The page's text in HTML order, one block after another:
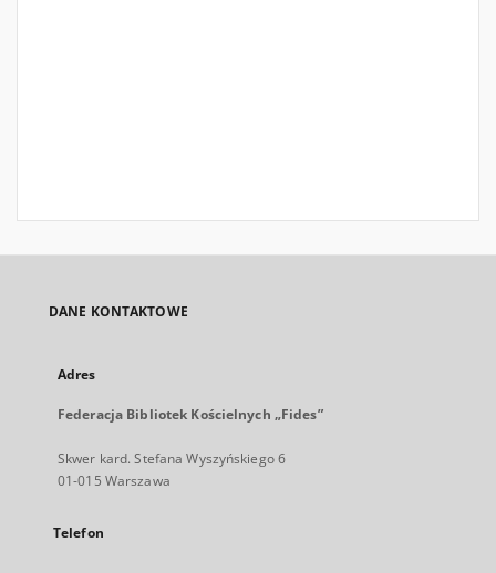
DANE KONTAKTOWE
Adres
Federacja Bibliotek Kościelnych „Fides”
Skwer kard. Stefana Wyszyńskiego 6
01-015 Warszawa
Telefon